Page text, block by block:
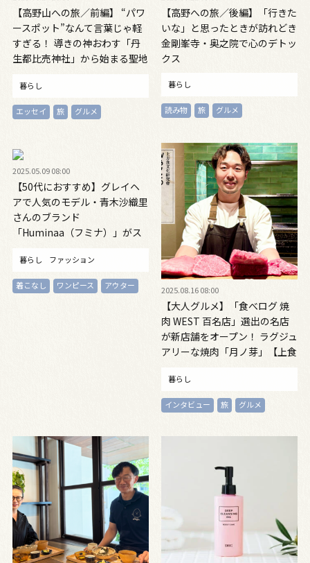
【高野山への旅／前編】 “パワ
ースポット”なんて言葉じゃ軽
すぎる！ 導きの神おわす「丹
生都比売神社」から始まる聖地
験！
暮らし
エッセイ 旅 グルメ
【高野への旅／後編】「行きた
いな」と思ったときが訪れどき
金剛峯寺・奥之院で心のデトッ
クス
暮らし
読み物 旅 グルメ
2025.05.09 08:00
【50代におすすめ】グレイヘ
アで人気のモデル・青木沙織里
さんのブランド
「Huminaa（フミナ）」がス
暮らし ファッション
着こなし ワンピース アウター 2025.08.16 08:00
【大人グルメ】「食べログ 焼
肉 WEST 百名店」選出の名店
が新店舗をオープン！ ラグジュ
アリーな焼肉「月ノ芽」【上食
見学 vol.9】
暮らし
インタビュー 旅 グルメ